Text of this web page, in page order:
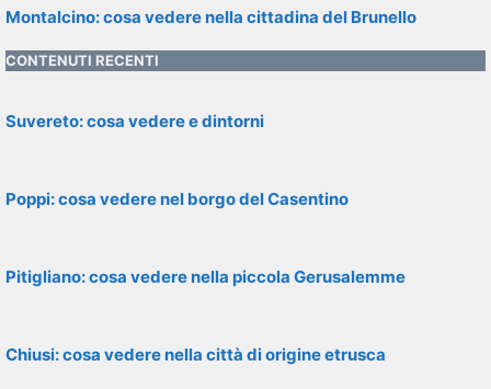
Montalcino: cosa vedere nella cittadina del Brunello
CONTENUTI RECENTI
Suvereto: cosa vedere e dintorni
Poppi: cosa vedere nel borgo del Casentino
Pitigliano: cosa vedere nella piccola Gerusalemme
Chiusi: cosa vedere nella città di origine etrusca